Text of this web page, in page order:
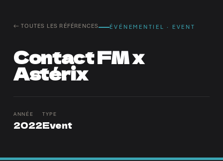
← TOUTES LES RÉFÉRENCES ÉVÉNEMENTIEL · EVENT
Contact FM x
Astérix
ANNÉE
2022
TYPE
Event